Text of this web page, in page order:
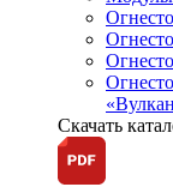
Скачать